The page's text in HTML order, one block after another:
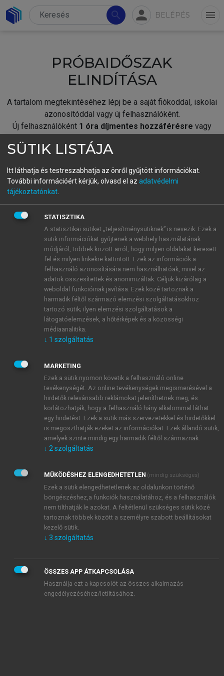
search person BELÉPÉS menu
PRÓBAIDŐSZAK
ELINDÍTÁSA
A tartalom megtekintéséhez lépj be a saját fiókoddal, iskolai
azonosítóddal vagy új felhasználóként.
Új felhasználóként 1 óra díjmentes hozzáférésre vagy
fiókoddal,vagy hozz létre új fiókot.
A regisztráció után apróbaidőszakautomatikusan
BELÉPÉS SAJÁT FIÓKKAL
ÚJ FIÓK LÉTREHOZÁSA
1 óra díjmentes hozzáférés
E-MAIL-CÍM
JELSZÓ
JELSZÓ ÚJRA
Kérek értesítést a MeRSZ újdonságairól, akcióiról.
Kérek értesítést az Akadémiai Kiadó Zrt. újdonságairól,
Adatkezelési tájékoztatóbanfoglaltakat tudomásul
veszem és elfogadom.
Általános vásárlási feltételeket, valamint a szotar.netés a
mersz.huoldalak licencszerződéseiben foglaltakat
tudomásul veszem és elfogadom.
KIPRÓBÁLOM
SÜTIK LISTÁJA
Itt láthatja és testreszabhatja az önről gyűjtött információkat.
További információért kérjük, olvasd el az adatvédelmi
tájékoztatónkat
STATISZTIKA
A statisztikai sütiket „teljesítménysütiknek” is nevezik. Ezek a
sütik információkat gyűjtenek a webhely használatának
módjáról, többek között arról, hogy milyen oldalakat keresett
fel és milyen linkekre kattintott. Ezek az információk a
felhasználó azonosítására nem használhatóak, mivel az
adatok összesítettek és anonimizáltak. Céljuk kizárólag a
weboldal funkcióinak javítása. Ezek közé tartoznak a
harmadik féltől származó elemzési szolgáltatásokhoz
tartozó sütik; ilyen elemzési szolgáltatások a
látogatóelemzések, a hőtérképek és a közösségi
médiaanalitika.
↓ 1 szolgáltatás
MARKETING
Ezek a sütik nyomon követik a felhasználó online
tevékenységét. Az online tevékenységek megismerésével a
hirdetők relevánsabb reklámokat jeleníthetnek meg, és
korlátozhatják, hogy a felhasználó hány alkalommal láthat
egy hirdetést. Ezek a sütik más szervezetekkel és hirdetőkkel
is megoszthatják ezeket az információkat. Ezek állandó sütik,
amelyek szinte mindig egy harmadik féltől származnak.
↓ 2 szolgáltatás
MŰKÖDÉSHEZ ELENGEDHETETLEN (mindig szükséges)
Ezek a sütik elengedhetetlenek az oldalunkon történő
böngészéshez,a funkciók használatához, és a felhasználók
nem tilthatják le azokat. A feltétlenül szükséges sütik közé
tartoznak többek között a személyre szabott beállításokat
kezelő sütik.
↓ 3 szolgáltatás
ÖSSZES APP ÁTKAPCSOLÁSA
Használja ezt a kapcsolót az összes alkalmazás
engedélyezéséhez/letiltásához.